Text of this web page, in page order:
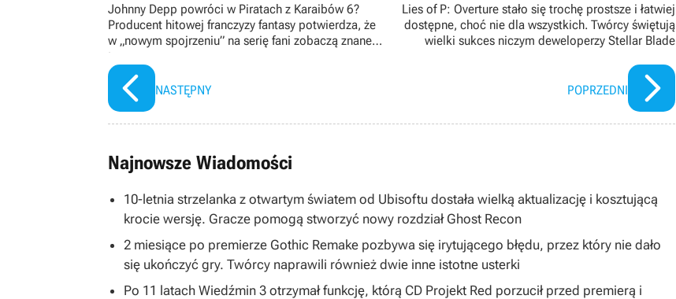
Johnny Depp powróci w Piratach z Karaibów 6?
Producent hitowej franczyzy fantasy potwierdza, że
w „nowym spojrzeniu” na serię fani zobaczą znane
twarze
NASTĘPNY
Lies of P: Overture stało się trochę prostsze i łatwiej
dostępne, choć nie dla wszystkich. Twórcy świętują
wielki sukces niczym deweloperzy Stellar Blade
POPRZEDNI
Najnowsze Wiadomości
10-letnia strzelanka z otwartym światem od Ubisoftu dostała wielką aktualizację i kosztującą
krocie wersję. Gracze pomogą stworzyć nowy rozdział Ghost Recon
2 miesiące po premierze Gothic Remake pozbywa się irytującego błędu, przez który nie dało
się ukończyć gry. Twórcy naprawili również dwie inne istotne usterki
Po 11 latach Wiedźmin 3 otrzymał funkcję, którą CD Projekt Red porzucił przed premierą i